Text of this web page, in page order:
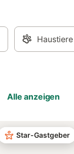
Alle anzeigen
Star-Gastgeber